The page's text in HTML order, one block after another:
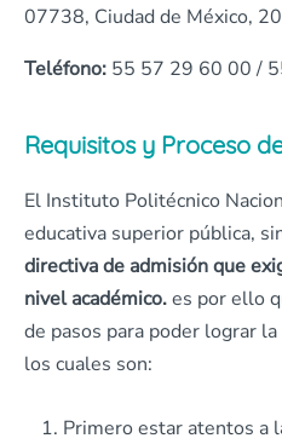
07738, Ciudad de México,
Teléfono: 55 57 29 60 00 /
Requisitos y Proceso
El Instituto Politécnico
educativa superior pública,
directiva de admisión que
nivel académico.es por ello
de pasos para poder lograr
los cuales son:
Primero estar atentos a